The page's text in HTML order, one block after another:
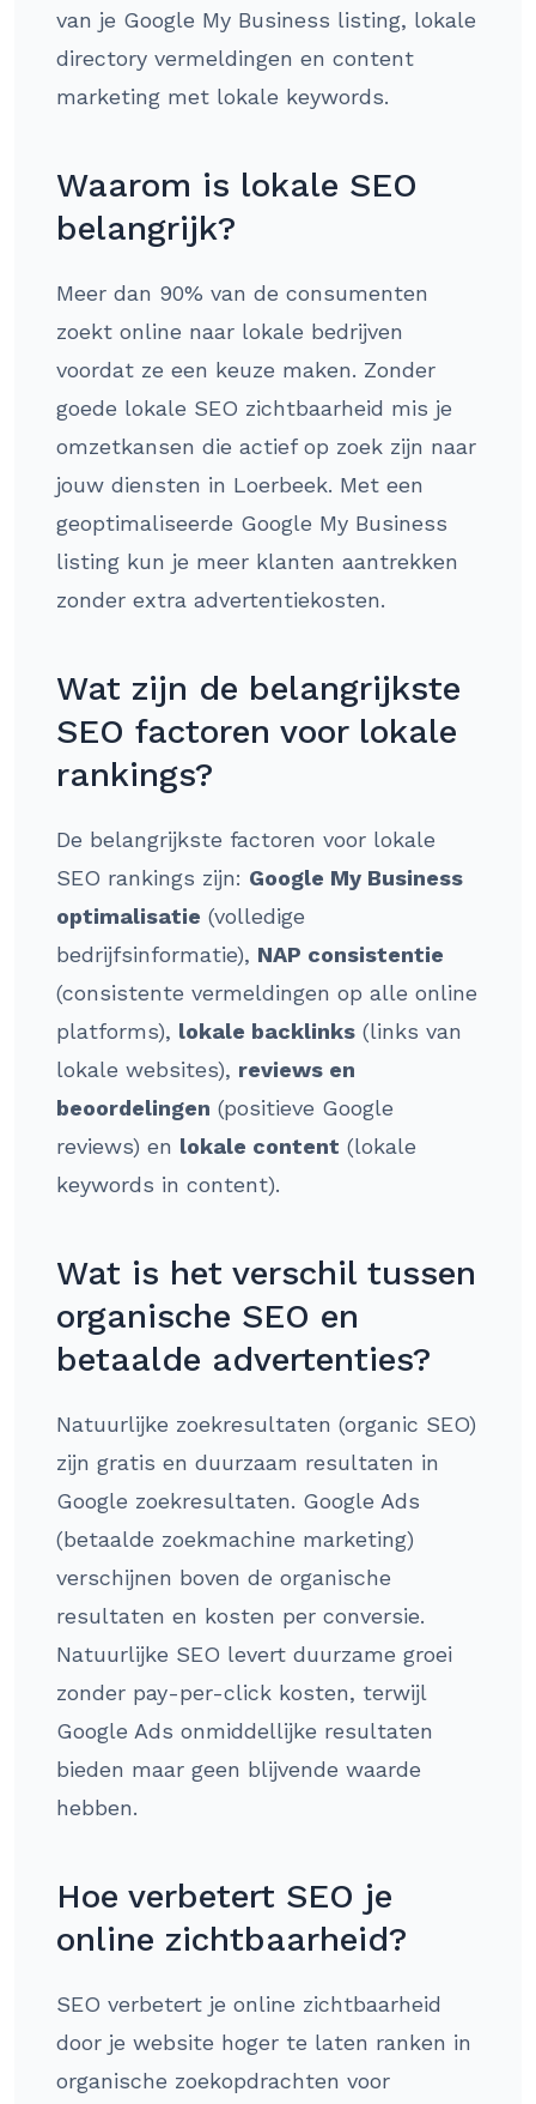
van je Google My Business listing, lokale
directory vermeldingen en content
marketing met lokale keywords.
Waarom is lokale SEO
belangrijk?
Meer dan 90% van de consumenten
zoekt online naar lokale bedrijven
voordat ze een keuze maken. Zonder
goede lokale SEO zichtbaarheid mis je
omzetkansen die actief op zoek zijn naar
jouw diensten in Loerbeek. Met een
geoptimaliseerde Google My Business
listing kun je meer klanten aantrekken
zonder extra advertentiekosten.
Wat zijn de belangrijkste
SEO factoren voor lokale
rankings?
De belangrijkste factoren voor lokale
SEO rankings zijn: Google My Business
optimalisatie (volledige
bedrijfsinformatie), NAP consistentie
(consistente vermeldingen op alle online
platforms), lokale backlinks (links van
lokale websites), reviews en
beoordelingen (positieve Google
reviews) en lokale content (lokale
keywords in content).
Wat is het verschil tussen
organische SEO en
betaalde advertenties?
Natuurlijke zoekresultaten (organic SEO)
zijn gratis en duurzaam resultaten in
Google zoekresultaten. Google Ads
(betaalde zoekmachine marketing)
verschijnen boven de organische
resultaten en kosten per conversie.
Natuurlijke SEO levert duurzame groei
zonder pay-per-click kosten, terwijl
Google Ads onmiddellijke resultaten
bieden maar geen blijvende waarde
hebben.
Hoe verbetert SEO je
online zichtbaarheid?
SEO verbetert je online zichtbaarheid
door je website hoger te laten ranken in
organische zoekopdrachten voor